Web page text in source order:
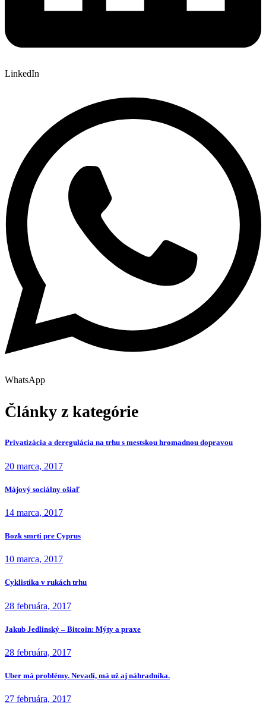
LinkedIn
WhatsApp
Články z kategórie
Privatizácia a deregulácia na trhu s mestskou hromadnou dopravou
20 marca, 2017
Májový sociálny ošiaľ
14 marca, 2017
Bozk smrti pre Cyprus
10 marca, 2017
Cyklistika v rukách trhu
28 februára, 2017
Jakub Jedlinský – Bitcoin: Mýty a praxe
28 februára, 2017
Uber má problémy. Nevadí, má už aj náhradníka.
27 februára, 2017